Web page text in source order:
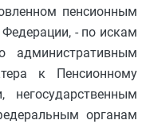
пенсионным
- по искам
административным
к Пенсионному
негосударственным
органам